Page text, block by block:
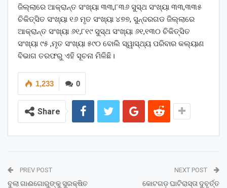
ଜିଲ୍ଲାରେ ଆକ୍ରାନ୍ତ ସଂଖ୍ୟା ୩୩,୮୩୬ ସୁସ୍ଥ ସଂଖ୍ୟା ୩୩,୩୩୫
ଚିକିତ୍ସିତ ସଂଖ୍ୟା ୧୬ ମୃତ ସଂଖ୍ୟା ୪୭୭, ସୁନ୍ଦରଗଡ ଜିଲ୍ଲାରେ
ଆକ୍ରାନ୍ତ ସଂଖ୍ୟା ୬୧,୮୧୯ ସୁସ୍ଥ ସଂଖ୍ୟା ୬୧,୧୩୦ ଚିକିତ୍ସିତ
ସଂଖ୍ୟା ୯୫ ,ମୃତ ସଂଖ୍ୟା ୫୯୦ ବୋଲି ସ୍ୱାସ୍ଥ୍ୟ ପରିବାର କଲ୍ୟାଣ
ବିଭାଗ ତରଫରୁ ଏହି ସୂଚନା ମିଳିଛି।
0
1,233
Share
PREV POST
ବୁଲା ଗାଈଗୋରୁଙ୍କୁ ସୁରକ୍ଷିତ
NEXT POST
କୋଟଗଡ଼ ଘାଟିରାସ୍ତା ଦୁବୃର୍ତ୍ତ